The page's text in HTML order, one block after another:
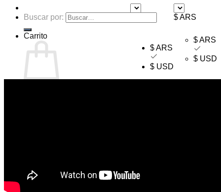
$ ARS
$ ARS
$ USD
Buscar por:
Carrito
$ ARS
$ USD
Sí, la figura de Bakugo Tsume es original y oficial.